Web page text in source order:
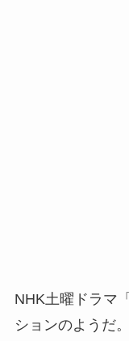
NHK土曜ドラマ
ションのようだ